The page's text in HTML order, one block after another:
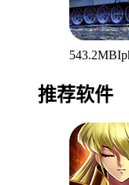
543.2MB
推荐软件